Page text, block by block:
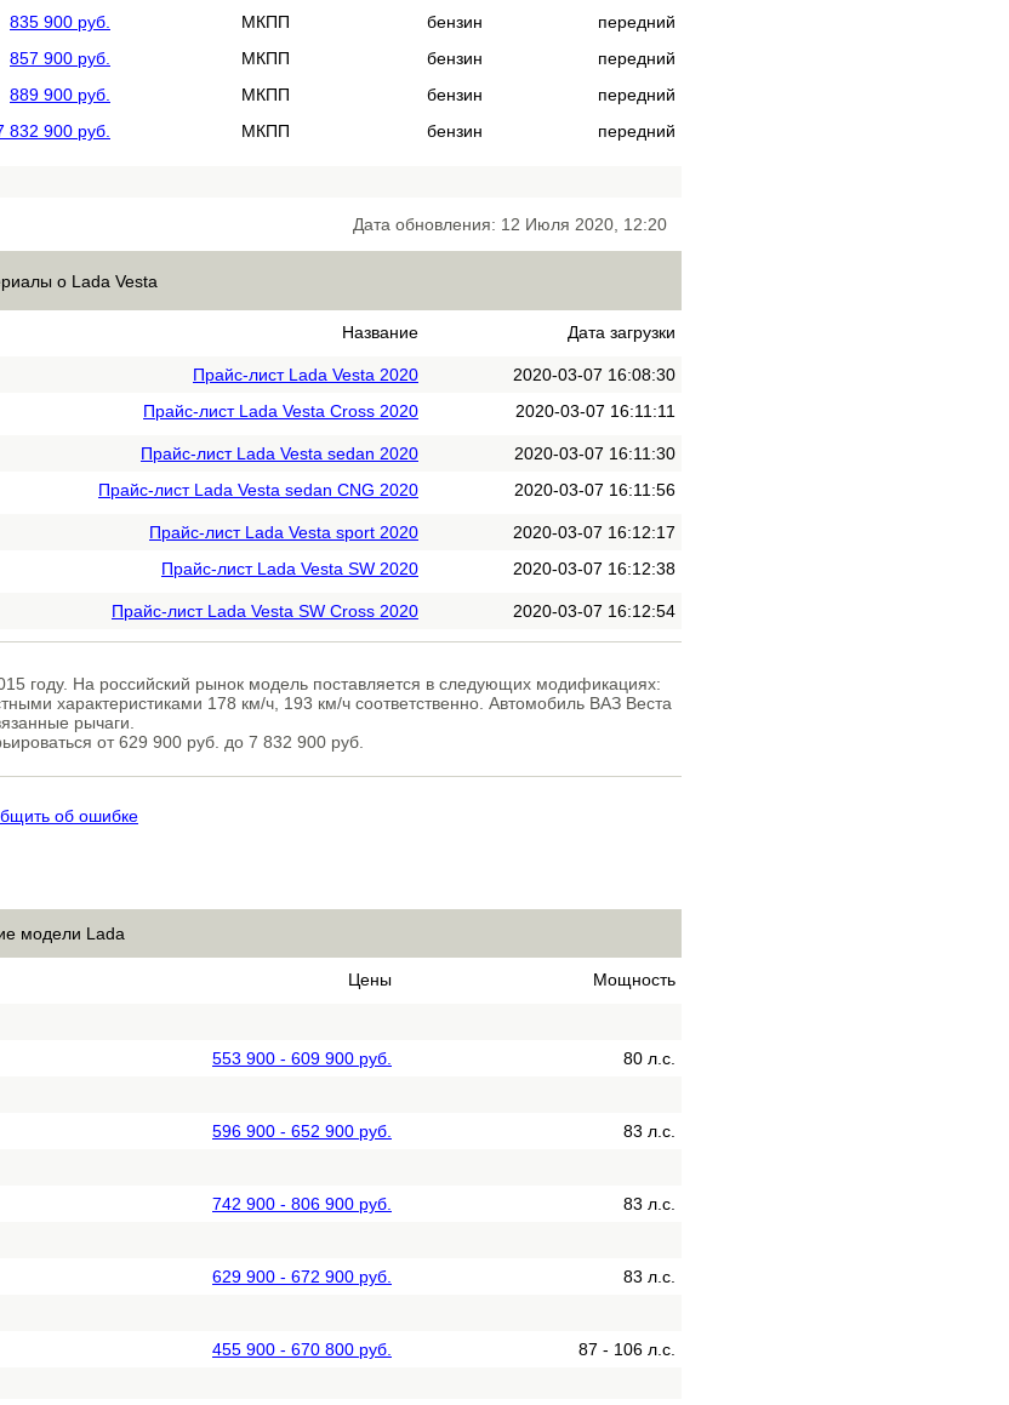
835 900 руб. МКПП бензин
передний
857 900 руб. МКПП бензин
передний
889 900 руб. МКПП бензин
передний
832 900 руб. МКПП бензин передний
Дата обновления: 12 Июля 2020, 12:20
о Lada Vesta
Название Дата загрузки
Прайс-лист Lada Vesta 2020
2020-03-07 16:08:30
Прайс-лист Lada Vesta Cross 2020 2020-03-07 16:11:11
Прайс-лист Lada Vesta sedan 2020
2020-03-07 16:11:30
Прайс-лист Lada Vesta sedan CNG 2020 2020-03-07 16:11:56
Прайс-лист Lada Vesta sport 2020
2020-03-07 16:12:17
Прайс-лист Lada Vesta SW 2020 2020-03-07 16:12:38
Прайс-лист Lada Vesta SW Cross 2020 2020-03-07 16:12:54
году. На российский рынок модель поставляется в следующих модификациях:
характеристиками 178 км/ч, 193 км/ч соответственно. Автомобиль ВАЗ Веста
рычаги.
от 629 900 руб. до 7 832 900 руб.
об ошибке
модели Lada
Цены Мощность
553 900 - 609 900 руб.
80 л.с.
596 900 - 652 900 руб.
83 л.с.
742 900 - 806 900 руб.
83 л.с.
629 900 - 672 900 руб.
83 л.с.
455 900 - 670 800 руб. 87 - 106 л.с.